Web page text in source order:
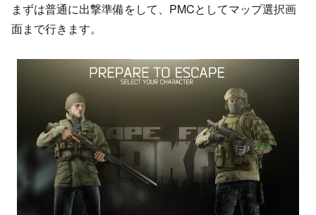
まずは普通に出撃準備をして、PMCとしてマップ選択画
面まで行きます。